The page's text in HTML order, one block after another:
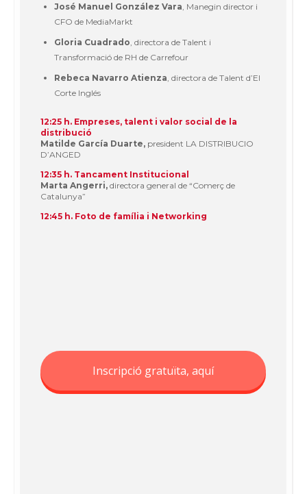
José Manuel González Vara , Manegin director i
CFO de MediaMarkt
Gloria Cuadrado , directora de Talent i
Transformació de RH de Carrefour
Rebeca Navarro Atienza , directora de Talent d’El
Corte Inglés
12:25 h. Empreses, talent i valor social de la
distribució
Matilde García Duarte, president LA DISTRIBUCIO
D’ANGED
12:35 h. Tancament Institucional
Marta Angerri, directora general de “Comerç de
Catalunya”
12:45 h. Foto de família i Networking
Inscripció gratuïta, aquí